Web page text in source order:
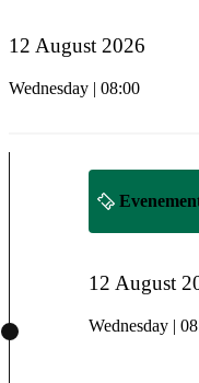
12 August 2026
Wednesday | 08:00
12 August
Wednesday |